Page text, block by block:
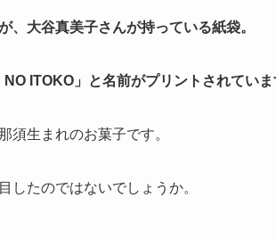
、大谷真美子さんが持っている紙袋。
ITOKO」と名前がプリントされていま
須生まれのお菓子です。
したのではないでしょうか。